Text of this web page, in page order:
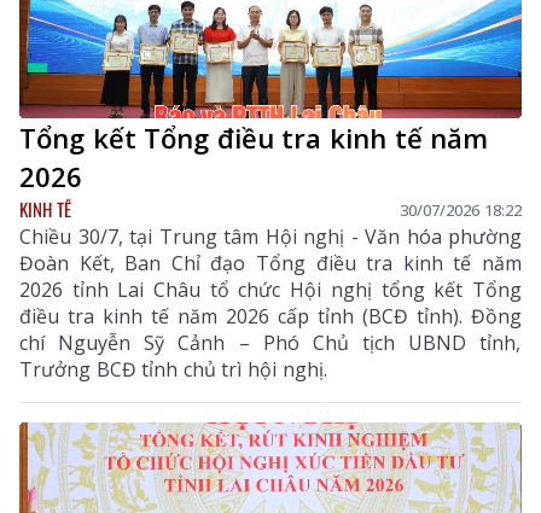
Tổng kết Tổng điều tra kinh tế năm
2026
KINH TẾ 30/07/2026 18:22
Chiều 30/7, tại Trung tâm Hội nghị - Văn hóa phường
Đoàn Kết, Ban Chỉ đạo Tổng điều tra kinh tế năm
2026 tỉnh Lai Châu tổ chức Hội nghị tổng kết Tổng
điều tra kinh tế năm 2026 cấp tỉnh (BCĐ tỉnh). Đồng
chí Nguyễn Sỹ Cảnh – Phó Chủ tịch UBND tỉnh,
Trưởng BCĐ tỉnh chủ trì hội nghị.